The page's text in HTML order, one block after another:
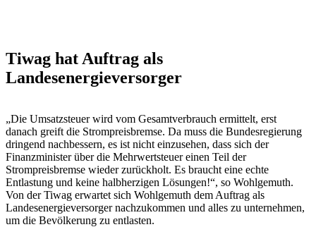
Tiwag hat Auftrag als
Landesenergieversorger
„Die Umsatzsteuer wird vom Gesamtverbrauch ermittelt, erst
danach greift die Strompreisbremse. Da muss die Bundesregierung
dringend nachbessern, es ist nicht einzusehen, dass sich der
Finanzminister über die Mehrwertsteuer einen Teil der
Strompreisbremse wieder zurückholt. Es braucht eine echte
Entlastung und keine halbherzigen Lösungen!“, so Wohlgemuth.
Von der Tiwag erwartet sich Wohlgemuth dem Auftrag als
Landesenergieversorger nachzukommen und alles zu unternehmen,
um die Bevölkerung zu entlasten.